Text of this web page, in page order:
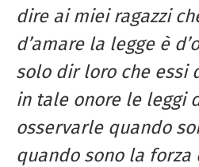
dire ai miei ragazzi
d’amare la legge è
solo dir loro che essi
in tale onore le leggi
osservarle quando
quando sono la forza